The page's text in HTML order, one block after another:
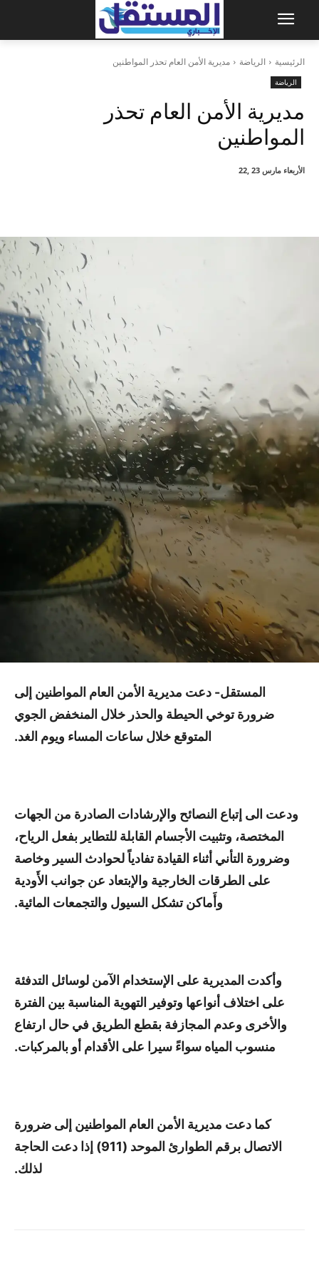
الرئيسية الرياضة مديرية الأمن العام تحذر المواطنين
الرياضة
مديرية الأمن العام تحذر
المواطنين
الأربعاء مارس 23 ,22
المستقل- دعت مديرية الأمن العام المواطنين إلى
ضرورة توخي الحيطة والحذر خلال المنخفض الجوي
المتوقع خلال ساعات المساء ويوم الغد.
ودعت الى إتباع النصائح والإرشادات الصادرة من الجهات
المختصة، وتثبيت الأجسام القابلة للتطاير بفعل الرياح،
وضرورة التأني أثناء القيادة تفادياً لحوادث السير وخاصة
على الطرقات الخارجية والإبتعاد عن جوانب الأَودية
وأَماكن تشكل السيول والتجمعات المائية.
وأكدت المديرية على الإستخدام الآمن لوسائل التدفئة
على اختلاف أنواعها وتوفير التهوية المناسبة بين الفترة
والأخرى وعدم المجازفة بقطع الطريق في حال ارتفاع
منسوب المياه سواءً سيرا على الأقدام أو بالمركبات.
كما دعت مديرية الأمن العام المواطنين إلى ضرورة
الاتصال برقم الطوارئ الموحد (911) إذا دعت الحاجة
لذلك.